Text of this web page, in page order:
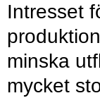
Intresset
minska
mycket